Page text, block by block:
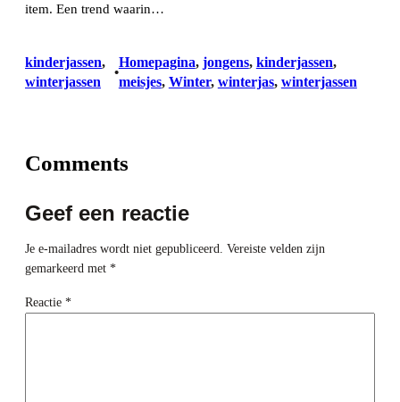
item. Een trend waarin…
kinderjassen
winterjassen
•
Homepagina, jongens, kinderjassen ,
meisjes, Winter, winterjas, winterjassen
Comments
Geef een reactie
Je e-mailadres wordt niet gepubliceerd. Vereiste velden zijn
gemarkeerd met *
Reactie *